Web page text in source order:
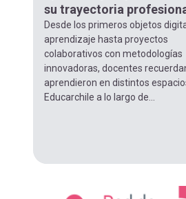
su trayectoria
Desde los primeros objetos
aprendizaje hasta proyectos
colaborativos con metodologías
innovadoras, docentes
aprendieron en distintos
Educarchile a lo largo de...